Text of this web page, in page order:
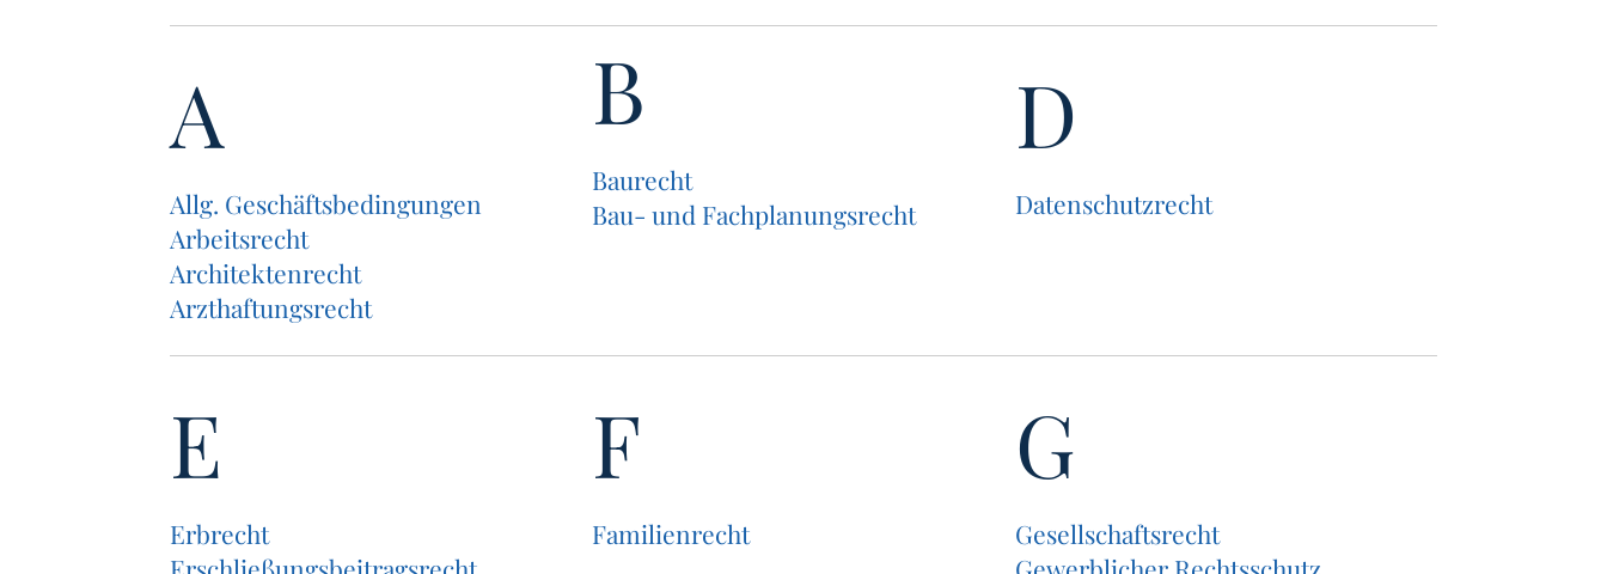
A
Allg. Geschäfts­be­din­gun­gen
Arbeits­recht
Archi­tek­ten­recht
Arzt­haf­tungs­recht
B
Bau­recht
Bau- und Fachplanungsrecht
D
Daten­schutz­recht
E
Erbrecht
F
Fami­li­en­recht
G
Gesell­schafts­recht